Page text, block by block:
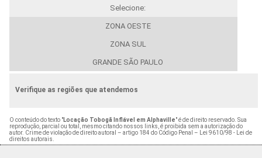
Selecione:
ZONA OESTE
ZONA SUL
GRANDE SÃO PAULO
Verifique as regiões que atendemos
O conteúdo do texto "Locação Tobogã Inflável em Alphaville" é de direito reservado. Sua
reprodução, parcial ou total, mesmo citando nossos links, é proibida sem a autorização do
autor. Crime de violação de direito autoral – artigo 184 do Código Penal –
Lei 9610/98 - Lei de
direitos autorais